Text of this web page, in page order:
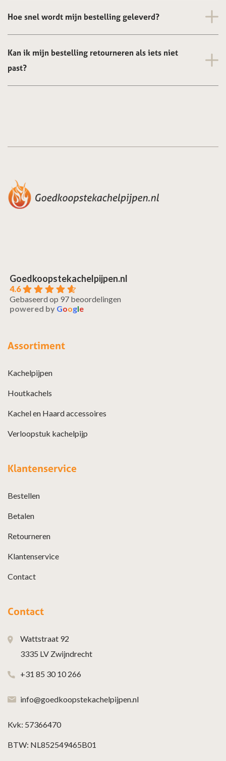
Hoe snel wordt mijn bestelling geleverd?
Kan ik mijn bestelling retourneren als iets niet
past?
Goedkoopstekachelpijpen.nl
4.6
Gebaseerd op 97 beoordelingen
powered by Google
Assortiment
Kachelpijpen
Houtkachels
Kachel en Haard accessoires
Verloopstuk kachelpijp
Klantenservice
Bestellen
Betalen
Retourneren
Klantenservice
Contact
Contact
Wattstraat 92
3335 LV Zwijndrecht
+31 85 30 10 266
info@goedkoopstekachelpijpen.nl
Kvk: 57366470
BTW: NL852549465B01